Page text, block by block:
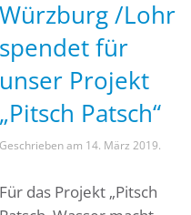
Würzburg /Lohr
spendet für
unser Projekt
„Pitsch Patsch“
Geschrieben am 14. März 2019.
Für das Projekt „Pitsch